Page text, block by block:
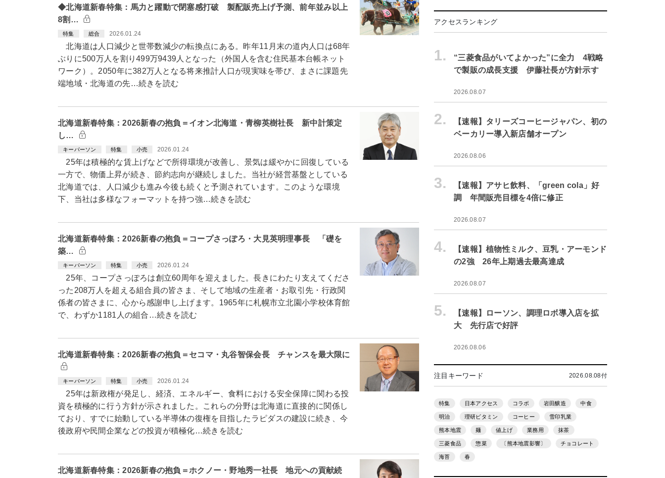
◆北海道新春特集：馬力と躍動で閉塞感打破 製配販売上げ予測、前年並み以上
8割…
特集 総合 2026.01.24
北海道は人口減少と世帯数減少の転換点にある。昨年11月末の道内人口は68年
ぶりに500万人を割り499万9439人となった（外国人を含む住民基本台帳ネット
ワーク）。2050年に382万人となる将来推計人口が現実味を帯び、まさに課題先
端地域・北海道の先…続きを読む
北海道新春特集：2026新春の抱負＝イオン北海道・青柳英樹社長 新中計策定
し…
キーパーソン 特集 小売 2026.01.24
25年は積極的な賃上げなどで所得環境が改善し、景気は緩やかに回復している
一方で、物価上昇が続き、節約志向が継続しました。当社が経営基盤としている
北海道では、人口減少も進み今後も続くと予測されています。このような環境
下、当社は多様なフォーマットを持つ強…続きを読む
北海道新春特集：2026新春の抱負＝コープさっぽろ・大見英明理事長 「礎を
築…
キーパーソン 特集 小売 2026.01.24
25年、コープさっぽろは創立60周年を迎えました。長きにわたり支えてくださ
った208万人を超える組合員の皆さま、そして地域の生産者・お取引先・行政関
係者の皆さまに、心から感謝申し上げます。1965年に札幌市立北園小学校体育館
で、わずか1181人の組合…続きを読む
北海道新春特集：2026新春の抱負＝セコマ・丸谷智保会長 チャンスを最大限に
キーパーソン 特集 小売 2026.01.24
25年は新政権が発足し、経済、エネルギー、食料における安全保障に関わる投
資を積極的に行う方針が示されました。これらの分野は北海道に直接的に関係し
ており、すでに始動している半導体の復権を目指したラピダスの建設に続き、今
後政府や民間企業などの投資が積極化…続きを読む
北海道新春特集：2026新春の抱負＝ホクノー・野地秀一社長 地元への貢献続
アクセスランキング
1.
“三菱食品がいてよかった”に全力 4戦略
で製販の成長支援 伊藤社長が方針示す
2026.08.07
2.
【速報】タリーズコーヒージャパン、初の
ベーカリー導入新店舗オープン
2026.08.06
3.
【速報】アサヒ飲料、「green cola」好
調 年間販売目標を4倍に修正
2026.08.07
4.
【速報】植物性ミルク、豆乳・アーモンド
の2強 26年上期過去最高達成
2026.08.07
5.
【速報】ローソン、調理ロボ導入店を拡
大 先行店で好評
2026.08.06
注目キーワード 2026.08.08付
特集 日本アクセス コラボ 岩田醸造 中食
明治 理研ビタミン コーヒー 雪印乳業
熊本地震 麺 値上げ 業務用 抹茶
三菱食品 惣菜 〔熊本地震影響〕 チョコレート
海苔 春